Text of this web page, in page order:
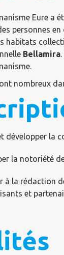
Eure a
personnes
habitats
Bellamira
nombreux
développer la
la notoriété
à la rédaction
et